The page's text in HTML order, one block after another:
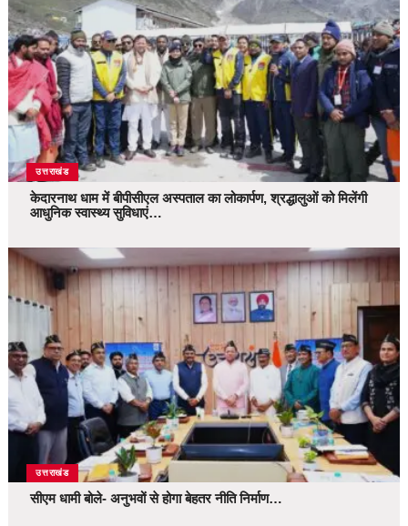
उत्तराखंड
केदारनाथ धाम में बीपीसीएल अस्पताल का लोकार्पण, श्रद्धालुओं को मिलेंगी
आधुनिक स्वास्थ्य सुविधाएं…
उत्तराखंड
सीएम धामी बोले- अनुभवों से होगा बेहतर नीति निर्माण…